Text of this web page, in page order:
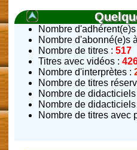
Nombre
Nombre d'abonné(e)s
Nombre de titres : 517
Titres avec vidéos :
Nombre d'interprètes :
Nombre de titres
Nombre de
Nombre de
Nombre de titres avec